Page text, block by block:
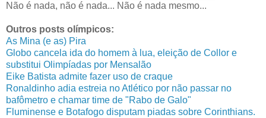
Não é nada, não é nada... Não é nada mesmo...
Outros posts olímpicos:
As Mina (e as) Pira
Globo cancela ida do homem à lua, eleição de Collor e
substitui Olimpíadas por Mensalão
Eike Batista admite fazer uso de craque
Ronaldinho adia estreia no Atlético por não passar no
bafômetro e chamar time de "Rabo de Galo"
Fluminense e Botafogo disputam piadas sobre Corinthians.